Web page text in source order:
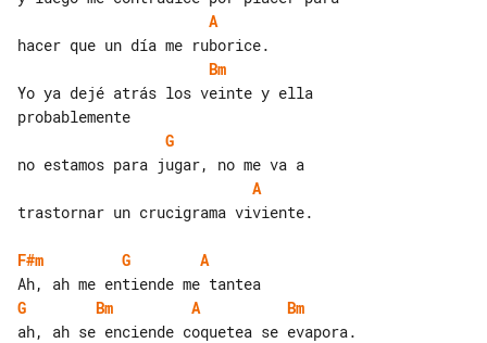
A
Bm
Yo ya dejé atrás los veinte y ella
G
A
trastornar un crucigrama viviente.
F#m G
A
G
Bm A
Bm
ah, ah se enciende coquetea se evapora.